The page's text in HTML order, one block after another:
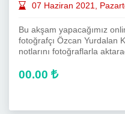
07 Haziran 2021,
Bu akşam yapacağımız
fotoğrafçı Özcan Yurdalan
notlarını fotoğraflarla
00.00